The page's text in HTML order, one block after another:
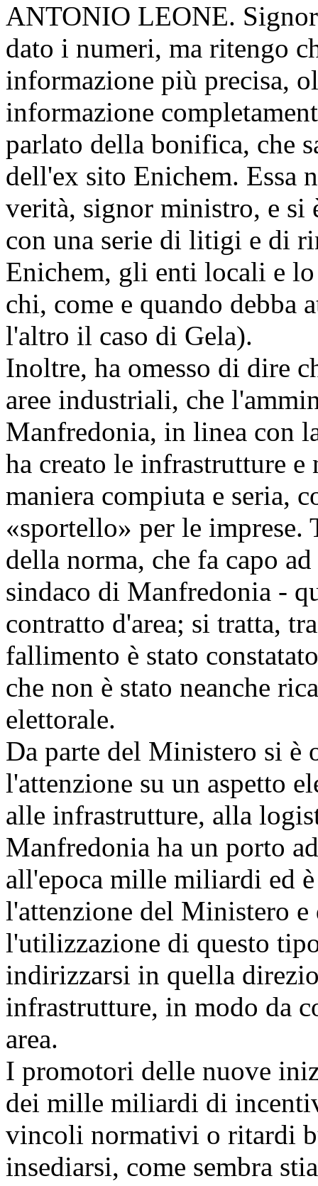
ANTONIO LEONE.
dato i numeri, ma ritengo
informazione più precisa,
informazione
parlato della bonifica, che
dell'ex sito Enichem. Essa
verità, signor ministro, e si
con una serie di litigi e di
Enichem, gli enti locali e
chi, come e quando debba
l'altro il caso di Gela).
Inoltre, ha omesso di dire
aree industriali, che
Manfredonia, in linea con
ha creato le infrastrutture
maniera compiuta e seria,
«sportello» per le imprese.
della norma, che fa capo
sindaco di Manfredonia -
contratto d'area; si tratta,
fallimento è stato
che non è stato neanche
elettorale.
Da parte del Ministero si è
l'attenzione su un aspetto
alle infrastrutture, alla
Manfredonia ha un porto
all'epoca mille miliardi ed
l'attenzione del Ministero
l'utilizzazione di questo
indirizzarsi in quella
infrastrutture, in modo da
area.
I promotori delle nuove
dei mille miliardi di
vincoli normativi o ritardi
insediarsi, come sembra